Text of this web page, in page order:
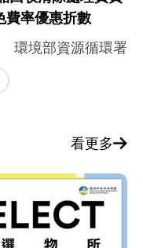
率優惠折數
環境部資源循環署
看更多